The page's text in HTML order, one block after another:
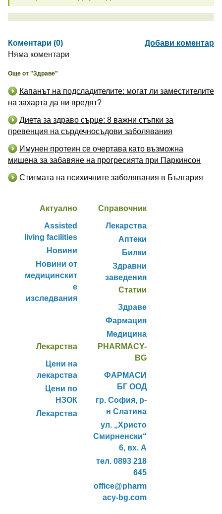
Коментари (0)
Добави коментар
Няма коментари
Още от "Здраве"
Капанът на подсладителите: могат ли заместителите
на захарта да ни вредят?
Диета за здраво сърце: 8 важни стъпки за
превенция на сърдечносъдови заболявания
Имунен протеин се очертава като възможна
мишена за забавяне на прогресията при Паркинсон
Стигмата на психичните заболявания в България
Актуално
Assisted
living facilities
Новини
Новини от
медицинскит
е
изследвания
Справочник
Лекарства
Аптеки
Билки
Здравни
заведения
Статии
Здраве
Фармация
Медицина
Лекарства
Цени на
лекарства
Цени по
НЗОК
Лекарства
PHARMACY-
BG
ФАРМАСИ
БГ ООД
гр. София, р-
н Слатина
ул. „Христо
Смирненски“
6, вх. А
тел. 0893 218
645
office@pharm
acy-bg.com